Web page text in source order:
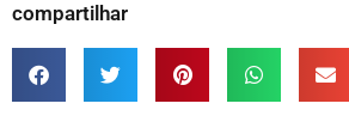
compartilhar